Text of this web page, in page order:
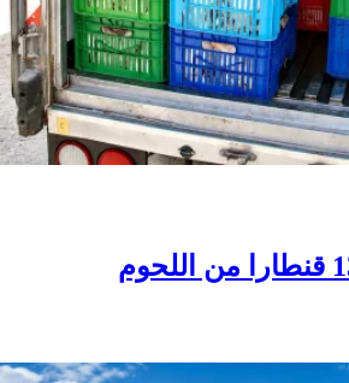
غليزان.. حجز 13 قنطارا من اللحوم